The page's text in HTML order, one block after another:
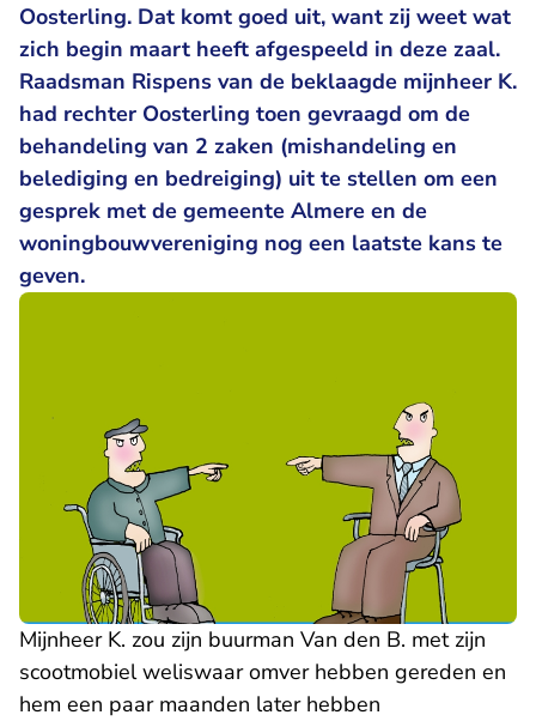
Oosterling. Dat komt goed uit, want zij weet wat
zich begin maart heeft afgespeeld in deze zaal.
Raadsman Rispens van de beklaagde mijnheer K.
had rechter Oosterling toen gevraagd om de
behandeling van 2 zaken (mishandeling en
belediging en bedreiging) uit te stellen om een
gesprek met de gemeente Almere en de
woningbouwvereniging nog een laatste kans te
geven.
Mijnheer K. zou zijn buurman Van den B. met zijn
scootmobiel weliswaar omver hebben gereden en
hem een paar maanden later hebben